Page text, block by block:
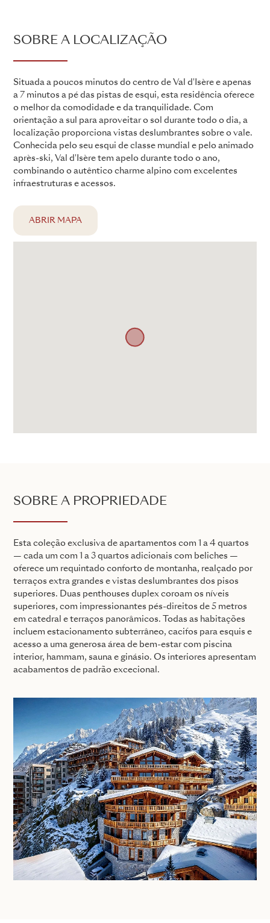
SOBRE A LOCALIZAÇÃO
Situada a poucos minutos do centro de Val d'Isère e apenas
a 7 minutos a pé das pistas de esqui, esta residência oferece
o melhor da comodidade e da tranquilidade. Com
orientação a sul para aproveitar o sol durante todo o dia, a
localização proporciona vistas deslumbrantes sobre o vale.
Conhecida pelo seu esqui de classe mundial e pelo animado
après-ski, Val d'Isère tem apelo durante todo o ano,
combinando o autêntico charme alpino com excelentes
infraestruturas e acessos.
ABRIR MAPA
SOBRE A PROPRIEDADE
Esta coleção exclusiva de apartamentos com 1 a 4 quartos
— cada um com 1 a 3 quartos adicionais com beliches —
oferece um requintado conforto de montanha, realçado por
terraços extra grandes e vistas deslumbrantes dos pisos
superiores. Duas penthouses duplex coroam os níveis
superiores, com impressionantes pés-direitos de 5 metros
em catedral e terraços panorâmicos. Todas as habitações
incluem estacionamento subterrâneo, cacifos para esquis e
acesso a uma generosa área de bem-estar com piscina
interior, hammam, sauna e ginásio. Os interiores apresentam
acabamentos de padrão excecional.